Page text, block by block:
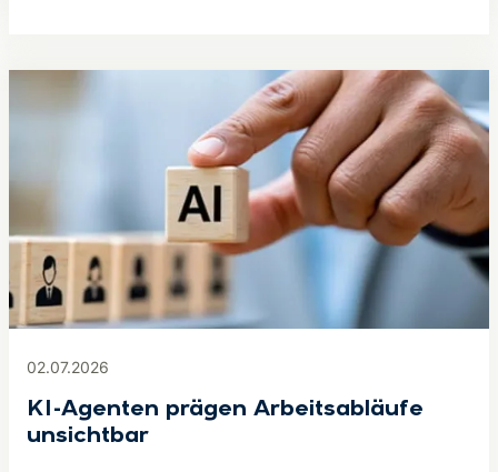
02.07.2026
KI-Agenten prägen Arbeitsabläufe
unsichtbar